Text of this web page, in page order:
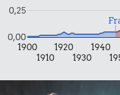
1900
1910
1920
1930
1940
0,00
0,25